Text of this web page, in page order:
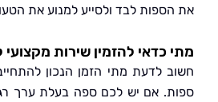
לבד ולסייע למנוע את הטעויות
להזמין שירות מקצועי לניקוי
לדעת מתי הזמן הנכון להתחייב לשירות
אם יש לכם ספה בעלת ערך רגשי